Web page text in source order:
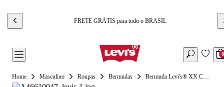
FRETE GRÁTIS para todo o BRASIL
0
Masculino Roupas Bermudas Bermuda Levi's® XX Chino Authentic II Cinza Escuro